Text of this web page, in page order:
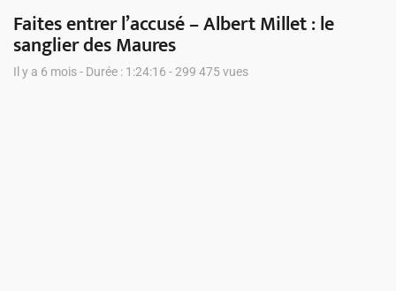
Faites entrer l’accusé – Albert Millet : le
sanglier des Maures
Il y a 6 mois - Durée : 1:24:16 - 299 475 vues